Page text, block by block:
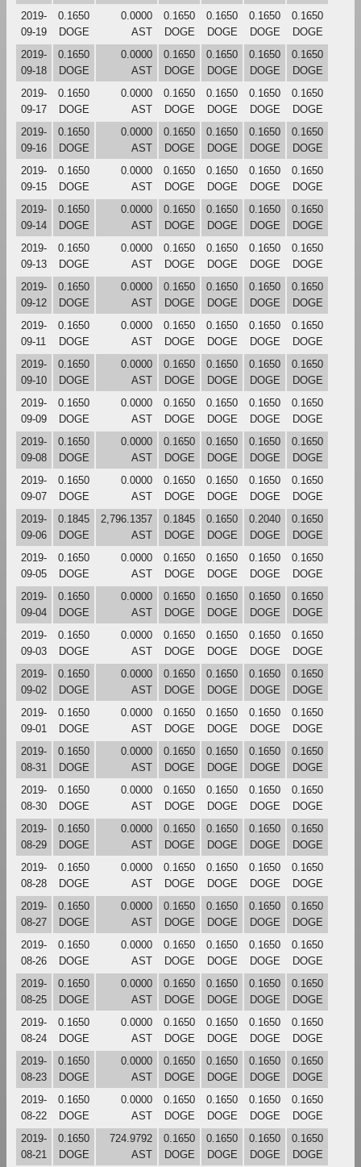
2019-
09-19
0.1650
DOGE
0.0000
AST
0.1650
DOGE
0.1650
DOGE
0.1650
DOGE
0.1650
DOGE
2019-
09-18
0.1650
DOGE
0.0000
AST
0.1650
DOGE
0.1650
DOGE
0.1650
DOGE
0.1650
DOGE
2019-
09-17
0.1650
DOGE
0.0000
AST
0.1650
DOGE
0.1650
DOGE
0.1650
DOGE
0.1650
DOGE
2019-
09-16
0.1650
DOGE
0.0000
AST
0.1650
DOGE
0.1650
DOGE
0.1650
DOGE
0.1650
DOGE
2019-
09-15
0.1650
DOGE
0.0000
AST
0.1650
DOGE
0.1650
DOGE
0.1650
DOGE
0.1650
DOGE
2019-
09-14
0.1650
DOGE
0.0000
AST
0.1650
DOGE
0.1650
DOGE
0.1650
DOGE
0.1650
DOGE
2019-
09-13
0.1650
DOGE
0.0000
AST
0.1650
DOGE
0.1650
DOGE
0.1650
DOGE
0.1650
DOGE
2019-
09-12
0.1650
DOGE
0.0000
AST
0.1650
DOGE
0.1650
DOGE
0.1650
DOGE
0.1650
DOGE
2019-
09-11
0.1650
DOGE
0.0000
AST
0.1650
DOGE
0.1650
DOGE
0.1650
DOGE
0.1650
DOGE
2019-
09-10
0.1650
DOGE
0.0000
AST
0.1650
DOGE
0.1650
DOGE
0.1650
DOGE
0.1650
DOGE
2019-
09-09
0.1650
DOGE
0.0000
AST
0.1650
DOGE
0.1650
DOGE
0.1650
DOGE
0.1650
DOGE
2019-
09-08
0.1650
DOGE
0.0000
AST
0.1650
DOGE
0.1650
DOGE
0.1650
DOGE
0.1650
DOGE
2019-
09-07
0.1650
DOGE
0.0000
AST
0.1650
DOGE
0.1650
DOGE
0.1650
DOGE
0.1650
DOGE
2019-
09-06
0.1845
DOGE
2,796.1357
AST
0.1845
DOGE
0.1650
DOGE
0.2040
DOGE
0.1650
DOGE
2019-
09-05
0.1650
DOGE
0.0000
AST
0.1650
DOGE
0.1650
DOGE
0.1650
DOGE
0.1650
DOGE
2019-
09-04
0.1650
DOGE
0.0000
AST
0.1650
DOGE
0.1650
DOGE
0.1650
DOGE
0.1650
DOGE
2019-
09-03
0.1650
DOGE
0.0000
AST
0.1650
DOGE
0.1650
DOGE
0.1650
DOGE
0.1650
DOGE
2019-
09-02
0.1650
DOGE
0.0000
AST
0.1650
DOGE
0.1650
DOGE
0.1650
DOGE
0.1650
DOGE
2019-
09-01
0.1650
DOGE
0.0000
AST
0.1650
DOGE
0.1650
DOGE
0.1650
DOGE
0.1650
DOGE
2019-
08-31
0.1650
DOGE
0.0000
AST
0.1650
DOGE
0.1650
DOGE
0.1650
DOGE
0.1650
DOGE
2019-
08-30
0.1650
DOGE
0.0000
AST
0.1650
DOGE
0.1650
DOGE
0.1650
DOGE
0.1650
DOGE
2019-
08-29
0.1650
DOGE
0.0000
AST
0.1650
DOGE
0.1650
DOGE
0.1650
DOGE
0.1650
DOGE
2019-
08-28
0.1650
DOGE
0.0000
AST
0.1650
DOGE
0.1650
DOGE
0.1650
DOGE
0.1650
DOGE
2019-
08-27
0.1650
DOGE
0.0000
AST
0.1650
DOGE
0.1650
DOGE
0.1650
DOGE
0.1650
DOGE
2019-
08-26
0.1650
DOGE
0.0000
AST
0.1650
DOGE
0.1650
DOGE
0.1650
DOGE
0.1650
DOGE
2019-
08-25
0.1650
DOGE
0.0000
AST
0.1650
DOGE
0.1650
DOGE
0.1650
DOGE
0.1650
DOGE
2019-
08-24
0.1650
DOGE
0.0000
AST
0.1650
DOGE
0.1650
DOGE
0.1650
DOGE
0.1650
DOGE
2019-
08-23
0.1650
DOGE
0.0000
AST
0.1650
DOGE
0.1650
DOGE
0.1650
DOGE
0.1650
DOGE
2019-
08-22
0.1650
DOGE
0.0000
AST
0.1650
DOGE
0.1650
DOGE
0.1650
DOGE
0.1650
DOGE
2019-
08-21
0.1650
DOGE
724.9792
AST
0.1650
DOGE
0.1650
DOGE
0.1650
DOGE
0.1650
DOGE